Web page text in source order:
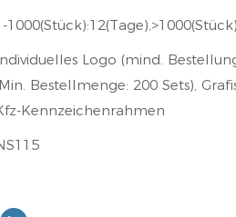
Logo (mind.
Bestellmenge: 200 Sets),
Kennzeichenrahmen